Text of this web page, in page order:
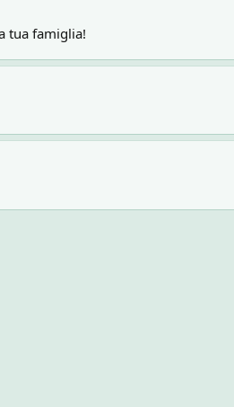
tua famiglia!